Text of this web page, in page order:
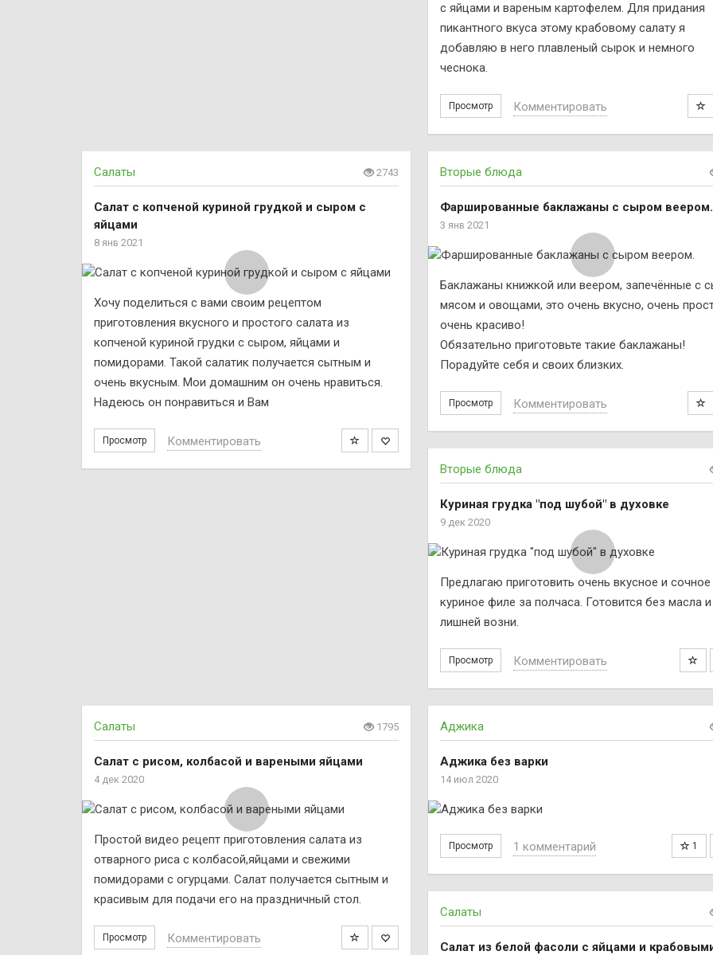
с яйцами и вареным картофелем. Для придания
пикантного вкуса этому крабовому салату я
добавляю в него плавленый сырок и немного
чеснока.
Просмотр Комментировать
Салаты 2743
Салат с копченой куриной грудкой и сыром с
яйцами
8 янв 2021
Хочу поделиться с вами своим рецептом
приготовления вкусного и простого салата из
копченой куриной грудки с сыром, яйцами и
помидорами. Такой салатик получается сытным и
очень вкусным. Мои домашним он очень нравиться.
Надеюсь он понравиться и Вам
Просмотр Комментировать
Вторые блюда
Фаршированные баклажаны с сыром веером.
3 янв 2021
Баклажаны книжкой или веером, запечённые с
мясом и овощами, это очень вкусно, очень
очень красиво!
Обязательно приготовьте такие баклажаны!
Порадуйте себя и своих близких.
Просмотр Комментировать
Вторые блюда
Куриная грудка "под шубой" в духовке
9 дек 2020
Предлагаю приготовить очень вкусное и сочное
куриное филе за полчаса. Готовится без масла и
лишней возни.
Просмотр Комментировать
Салаты 1795
Салат с рисом, колбасой и вареными яйцами
4 дек 2020
Простой видео рецепт приготовления салата из
отварного риса с колбасой,яйцами и свежими
помидорами с огурцами. Салат получается сытным и
красивым для подачи его на праздничный стол.
Просмотр Комментировать
Аджика
Аджика без варки
14 июл 2020
Просмотр 1
1 комментарий
Салаты
Салат из белой фасоли с яйцами и